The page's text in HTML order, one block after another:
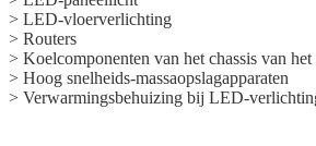
> LED-vloerverlichting
> Routers
> Koelcomponenten van het chassis van het
> Hoog snelheids-massaopslagapparaten
> Verwarmingsbehuizing bij LED-